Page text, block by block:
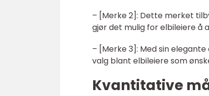
– [Merke 2]: Dette merket
gjør det mulig for elbileiere å
– [Merke 3]: Med sin
valg blant elbileiere som
Kvantitative